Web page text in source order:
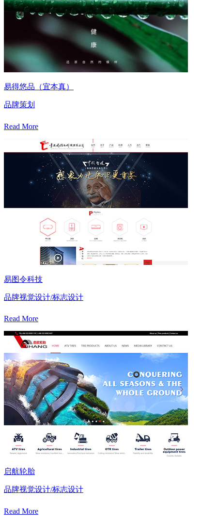
易得悠品（宜本真）
品牌策划
Read More
易图令科技
品牌视觉设计/标志设计
Read More
启航轮胎
品牌视觉设计/标志设计
Read More